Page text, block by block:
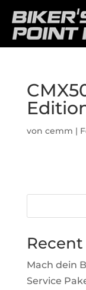
von cemm |
Mach dein
Service